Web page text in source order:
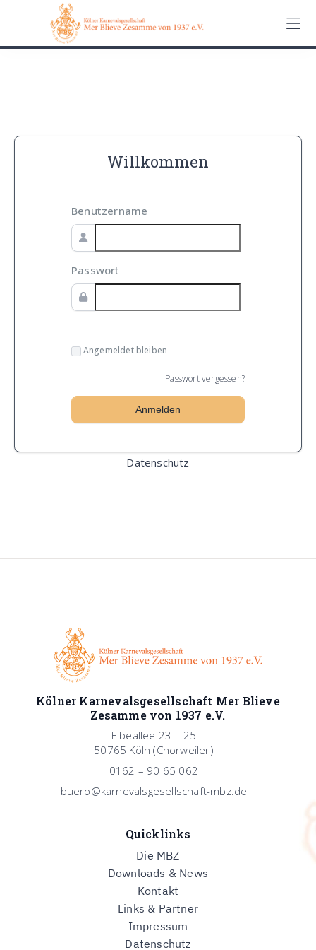
0162 90 650 62
Willkommen
Benutzername
Passwort
Angemeldet bleiben
Passwort vergessen?
Datenschutz
Kölner Karnevalsgesellschaft Mer Blieve
Zesamme von 1937 e.V.
Elbeallee 23 – 25
50765 Köln (Chorweiler)
0162 – 90 65 062
buero@karnevalsgesellschaft-mbz.de
Quicklinks
Die MBZ
Downloads & News
Kontakt
Links & Partner
Impressum
Datenschutz